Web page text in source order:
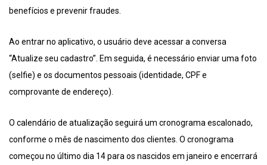
benefícios e prevenir fraudes.
Ao entrar no aplicativo, o usuário deve acessar a conversa
“Atualize seu cadastro”. Em seguida, é necessário enviar uma foto
(selfie) e os documentos pessoais (identidade, CPF e
comprovante de endereço).
O calendário de atualização seguirá um cronograma escalonado,
conforme o mês de nascimento dos clientes. O cronograma
começou no último dia 14 para os nascidos em janeiro e encerrará